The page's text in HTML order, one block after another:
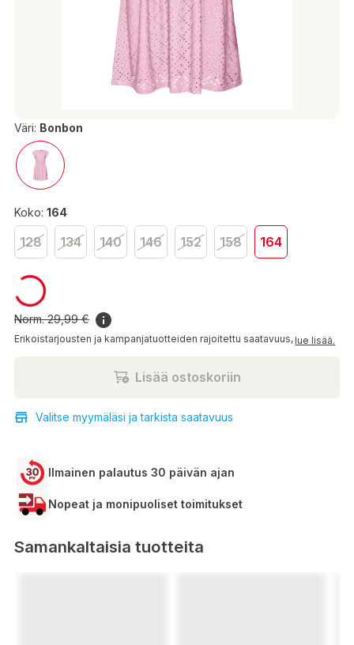
Väri: Bonbon
Koko: 164
128 134 140 146 152 158 164
17,99 €
Norm.29,99 €
Erikoistarjousten ja kampanjatuotteiden rajoitettu saatavuus,lue lisää.
Lisää ostoskoriin
Valitse myymäläsi ja tarkista saatavuus
Ilmainen palautus 30 päivän ajan
Nopeat ja monipuoliset toimitukset
Samankaltaisia tuotteita